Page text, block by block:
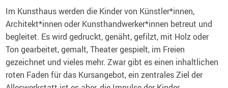
Im Kunsthaus werden die Kinder von Künstler*innen,
Architekt*innen oder Kunsthandwerker*innen betreut und
begleitet. Es wird gedruckt, genäht, gefilzt, mit Holz oder
Ton gearbeitet, gemalt, Theater gespielt, im Freien
gezeichnet und vieles mehr. Zwar gibt es einen inhaltlichen
roten Faden für das Kursangebot, ein zentrales Ziel der